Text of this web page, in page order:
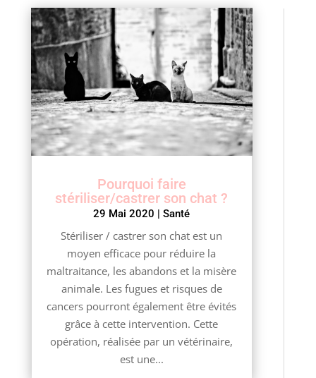
Pourquoi faire
stériliser/castrer son chat ?
29 Mai 2020 |Santé
Stériliser / castrer son chat est un
moyen efficace pour réduire la
maltraitance, les abandons et la misère
animale. Les fugues et risques de
cancers pourront également être évités
grâce à cette intervention. Cette
opération, réalisée par un vétérinaire,
est une...